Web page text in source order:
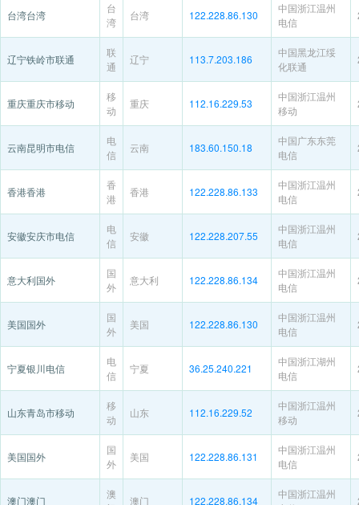
台湾台湾
台
湾
台湾 122.228.86.130
中国浙江温州
电信
辽宁铁岭市联通
联
通
辽宁 113.7.203.186
中国黑龙江绥
化联通
重庆重庆市移动
移
动
重庆 112.16.229.53
中国浙江温州
移动
云南昆明市电信
电
信
云南 183.60.150.18
中国广东东莞
电信
香港香港
香
港
香港 122.228.86.133
中国浙江温州
电信
安徽安庆市电信
电
信
安徽 122.228.207.55
中国浙江温州
电信
意大利国外
国
外
意大利 122.228.86.134
中国浙江温州
电信
美国国外
国
外
美国 122.228.86.130
中国浙江温州
电信
宁夏银川电信
电
信
宁夏 36.25.240.221
中国浙江湖州
电信
山东青岛市移动
移
动
山东 112.16.229.52
中国浙江温州
移动
美国国外
国
外
美国 122.228.86.131
中国浙江温州
电信
澳门澳门
澳
澳门 122.228.86.134
中国浙江温州